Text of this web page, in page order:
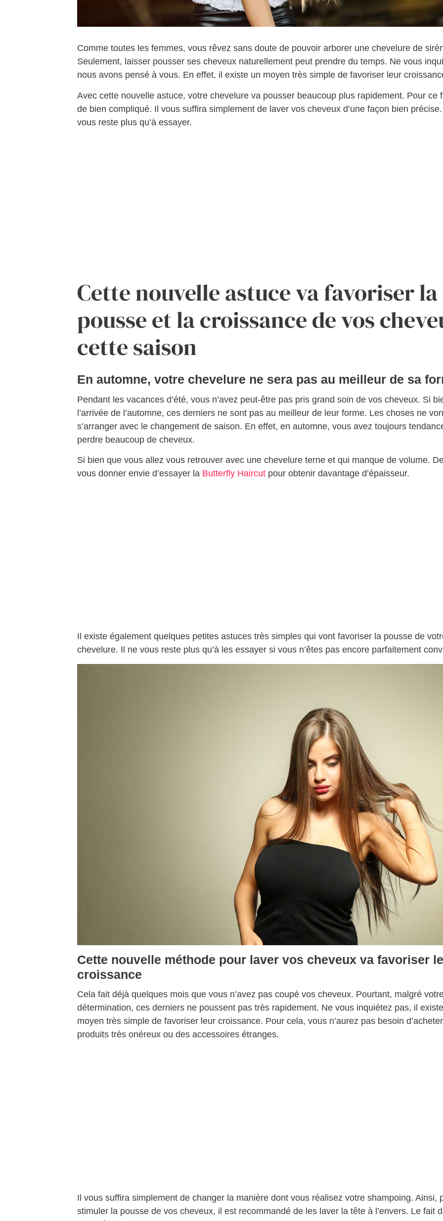
Comme toutes les femmes, vous rêvez sans doute de pouvoir arborer une chevelure de
Seulement, laisser pousser ses cheveux naturellement peut prendre du temps. Ne vous
nous avons pensé à vous. En effet, il existe un moyen très simple de favoriser leur
Avec cette nouvelle astuce, votre chevelure va pousser beaucoup plus rapidement. Pour ce
de bien compliqué. Il vous suffira simplement de laver vos cheveux d’une façon bien
vous reste plus qu’à essayer.
Cette nouvelle astuce va favoriser la
pousse et la croissance de vos
cette saison
En automne, votre chevelure ne sera pas au meilleur de sa
Pendant les vacances d’été, vous n’avez peut-être pas pris grand soin de vos cheveux. Si
l’arrivée de l’automne, ces derniers ne sont pas au meilleur de leur forme. Les choses ne
s’arranger avec le changement de saison. En effet, en automne, vous avez toujours
perdre beaucoup de cheveux.
Si bien que vous allez vous retrouver avec une chevelure terne et qui manque de volume.
vous donner envie d’essayer la Butterfly Haircut pour obtenir davantage d’épaisseur.
Il existe également quelques petites astuces très simples qui vont favoriser la pousse de
chevelure. Il ne vous reste plus qu’à les essayer si vous n’êtes pas encore parfaitement
Cette nouvelle méthode pour laver vos cheveux va favoriser
croissance
Cela fait déjà quelques mois que vous n’avez pas coupé vos cheveux. Pourtant, malgré
détermination, ces derniers ne poussent pas très rapidement. Ne vous inquiétez pas, il
moyen très simple de favoriser leur croissance. Pour cela, vous n’aurez pas besoin
produits très onéreux ou des accessoires étranges.
Il vous suffira simplement de changer la manière dont vous réalisez votre shampoing. Ainsi,
stimuler la pousse de vos cheveux, il est recommandé de les laver la tête à l’envers. Le fait